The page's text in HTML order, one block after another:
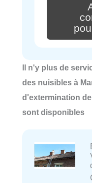
Il n'y plus de
des nuisibles à
d'extermination
sont disponibles